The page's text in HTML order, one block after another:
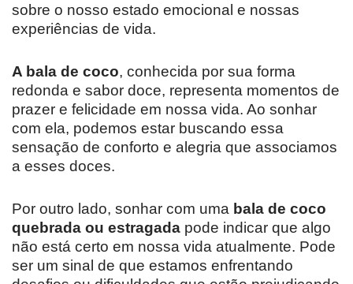
sobre o nosso estado emocional e nossas
experiências de vida.
A bala de coco, conhecida por sua forma
redonda e sabor doce, representa momentos de
prazer e felicidade em nossa vida. Ao sonhar
com ela, podemos estar buscando essa
sensação de conforto e alegria que associamos
a esses doces.
Por outro lado, sonhar com uma bala de coco
quebrada ou estragada pode indicar que algo
não está certo em nossa vida atualmente. Pode
ser um sinal de que estamos enfrentando